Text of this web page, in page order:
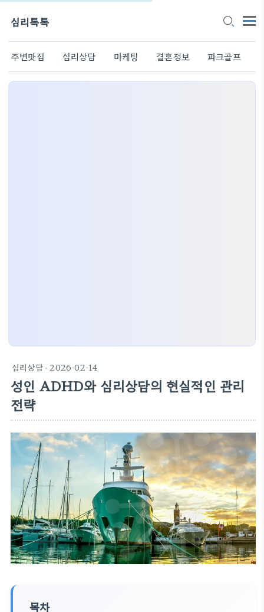
심리톡톡
주변맛집 심리상담 마케팅 결혼정보 파크골프
심리상담· 2026-02-14
성인 ADHD와 심리상담의 현실적인 관리
전략
목차